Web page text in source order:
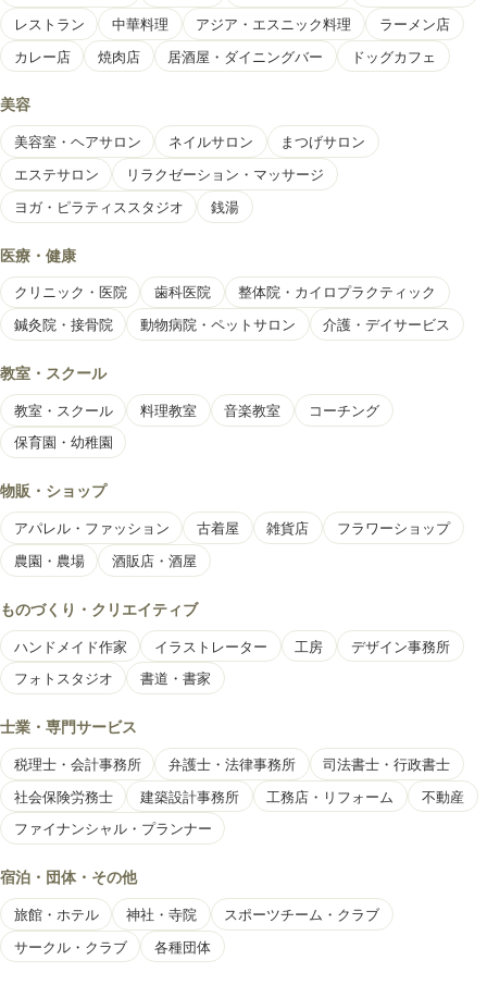
レストラン
中華料理 アジア・エスニック料理
ラーメン店
カレー店
焼肉店 居酒屋・ダイニングバー ドッグカフェ
美容
美容室・ヘアサロン ネイルサロン
まつげサロン
エステサロン
リラクゼーション・マッサージ
ヨガ・ピラティススタジオ
銭湯
医療・健康
クリニック・医院 歯科医院
整体院・カイロプラクティック
鍼灸院・接骨院
動物病院・ペットサロン 介護・デイサービス
教室・スクール
教室・スクール 料理教室 音楽教室
コーチング
保育園・幼稚園
物販・ショップ
アパレル・ファッション 古着屋 雑貨店
フラワーショップ
農園・農場
酒販店・酒屋
ものづくり・クリエイティブ
ハンドメイド作家 イラストレーター 工房
デザイン事務所
フォトスタジオ
書道・書家
士業・専門サービス
税理士・会計事務所 弁護士・法律事務所
司法書士・行政書士
社会保険労務士
建築設計事務所 工務店・リフォーム
不動産
ファイナンシャル・プランナー
宿泊・団体・その他
旅館・ホテル 神社・寺院
スポーツチーム・クラブ
サークル・クラブ
各種団体